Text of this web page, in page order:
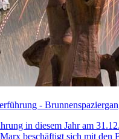
-
in diesem Jahr am
beschäftigt sich mit den